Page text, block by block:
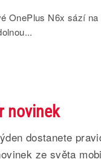
OnePlus N6x sází na
novinek
dostanete
ze světa